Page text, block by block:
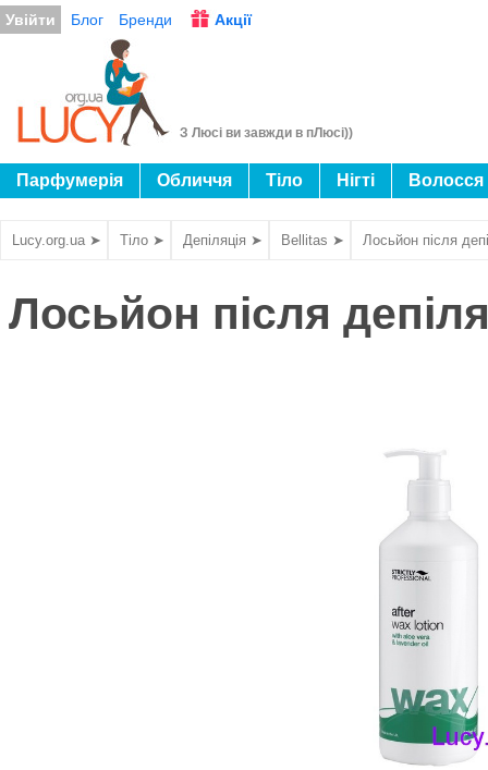
Увійти Блог Бренди Акції
З Люсі ви завжди в пЛюсі))
Парфумерія Обличчя Тіло Нігті Волосся
Lucy.org.ua ➤ Тіло ➤ Депіляція ➤ Bellitas ➤ Лосьйон після
Лосьйон після